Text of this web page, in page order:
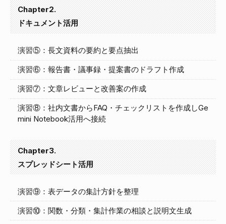
Chapter2.
ドキュメント活用
演習⑤：長文資料の要約と要点抽出
演習⑥：報告書・議事録・提案書のドラフト作成
演習⑦：文章レビューと改善案の作成
演習⑧：社内文書からFAQ・チェックリストを作成しGe
mini Notebook活用へ接続
Chapter3.
スプレッドシート活用
演習⑨：表データの集計方針を整理
演習⑩：関数・分類・集計作業の相談と説明文生成